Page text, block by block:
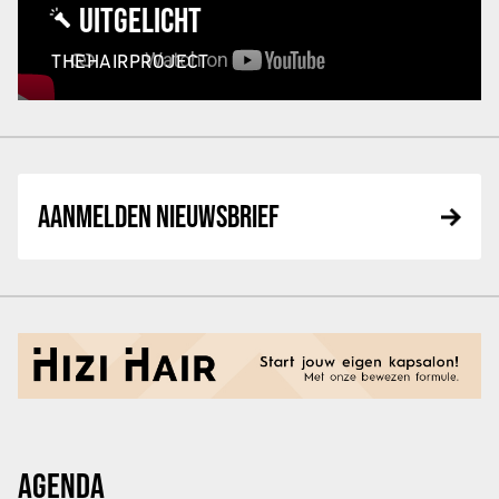
UITGELICHT
THEHAIRPROJECT
AANMELDEN NIEUWSBRIEF
AGENDA